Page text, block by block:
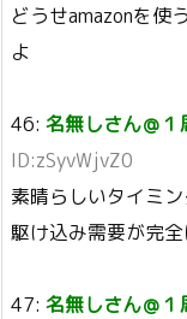
どうせamazonを使
よ
46: 名無しさん＠１
ID:zSyvWjvZ0
素晴らしいタイミ
駆け込み需要が完
47: 名無しさん＠１